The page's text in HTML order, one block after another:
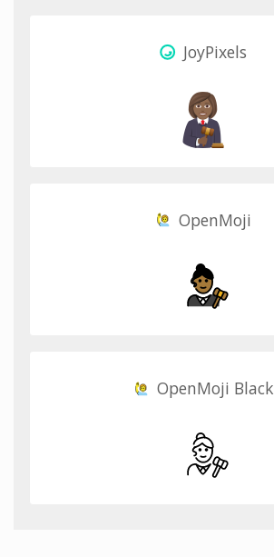
JoyPixels
OpenMoji
OpenMoji Black